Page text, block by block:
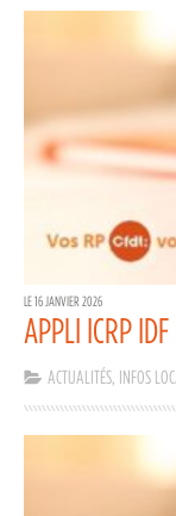
LE 16 JANVIER 2026
APPLI ICRP
ACTUALITÉS INFOS